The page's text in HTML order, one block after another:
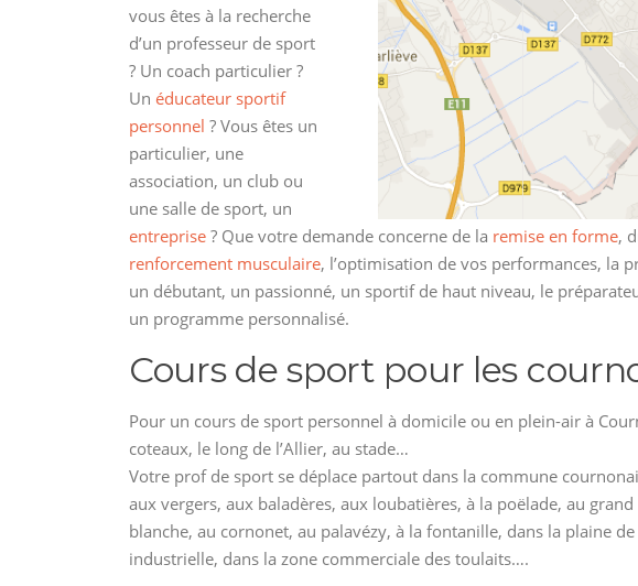
vous êtes à la recherche
d’un professeur de sport
? Un coach particulier ?
Un éducateur sportif
personnel ? Vous êtes un
particulier, une
association, un club ou
une salle de sport, un
entreprise ? Que votre demande concerne de la remise en forme,
renforcement musculaire, l’optimisation de vos performances, la
un débutant, un passionné, un sportif de haut niveau, le
un programme personnalisé.
Cours de sport pour les
Pour un cours de sport personnel à domicile ou en plein-air à
coteaux, le long de l’Allier, au stade…
Votre prof de sport se déplace partout dans la commune
aux vergers, aux baladères, aux loubatières, à la poëlade, au
blanche, au cornonet, au palavézy, à la fontanille, dans la plaine
industrielle, dans la zone commerciale des toulaits….